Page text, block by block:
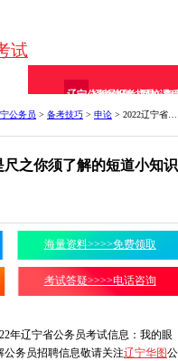
试
辽宁公务员
招考信息报考指导网校课备
公务员 > 备考技巧 > 申论 > 2022辽宁省考热点：我的眼睛就是尺之你须了解的短道
之你须了解的短道小知识
海量资料>>>>免费领取
考试答疑>>>>电话咨询
年辽宁省公务员考试信息：我的眼
务员招聘信息敬请关注辽宁华图公